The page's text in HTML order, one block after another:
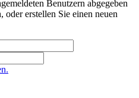
Benutzern abgegeben
erstellen Sie einen neuen